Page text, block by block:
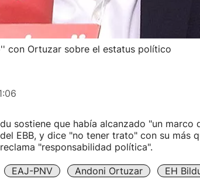
con Ortuzar sobre el estatus político
sostiene que había alcanzado "un marco
EBB, y dice "no tener trato" con su más
"responsabilidad política".
EAJ-PNV Andoni Ortuzar
EH